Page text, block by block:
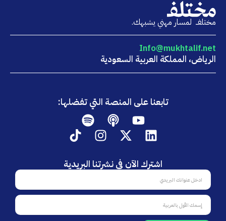
مختلفــ لمسار مهني يشبهك.
Info@mukhtalif.net
الرياض، المملكة العربية السعودية
اشترك الآن في نشرتنا البريدية
اشترك
الآن
في
نشرتنا
البريدية
Fname
تابعنا على المنصة التي تفضلها:
Youtube
Podcast
Spotify
Linkedin
X-
twitter
Instagram
Tiktok